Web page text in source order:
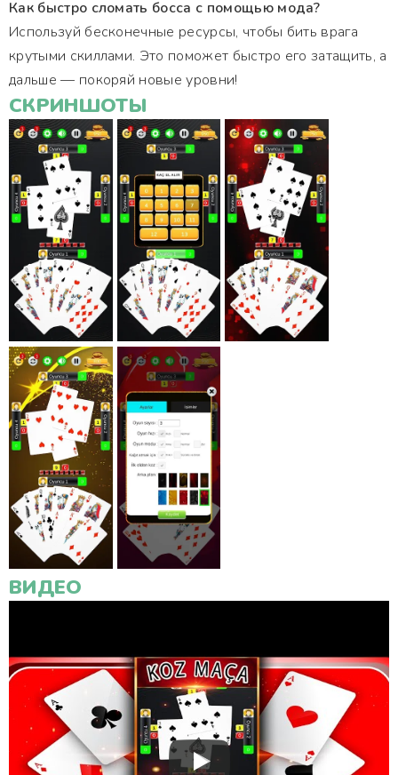
Как быстро сломать босса с помощью мода?
Используй бесконечные ресурсы, чтобы бить врага
крутыми скиллами. Это поможет быстро его затащить, а
дальше — покоряй новые уровни!
СКРИНШОТЫ
ВИДЕО